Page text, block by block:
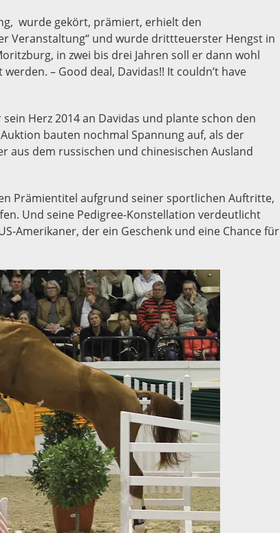
wurde gekört, prämiert, erhielt den
Veranstaltung“ und wurde drittteuerster Hengst in
in zwei bis drei Jahren soll er dann wohl
– Good deal, Davidas!! It couldn’t have
Herz 2014 an Davidas und plante schon den
bauten nochmal Spannung auf, als der
aus dem russischen und chinesischen Ausland
Prämientitel aufgrund seiner sportlichen Auftritte,
Und seine Pedigree-Konstellation verdeutlicht
Amerikaner, der ein Geschenk und eine Chance für